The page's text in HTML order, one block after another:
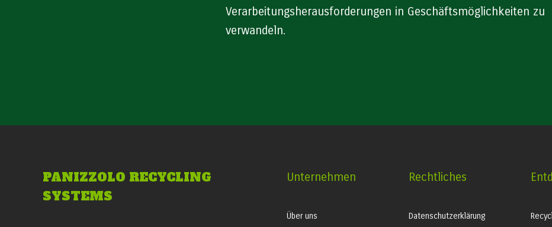
Verarbeitungsherausforderungen in Geschäftsmöglichkeiten zu
verwandeln.
PANIZZOLO RECYCLING
SYSTEMS
Unternehmen
Über uns
Rechtliches
Datenschutzerklärung